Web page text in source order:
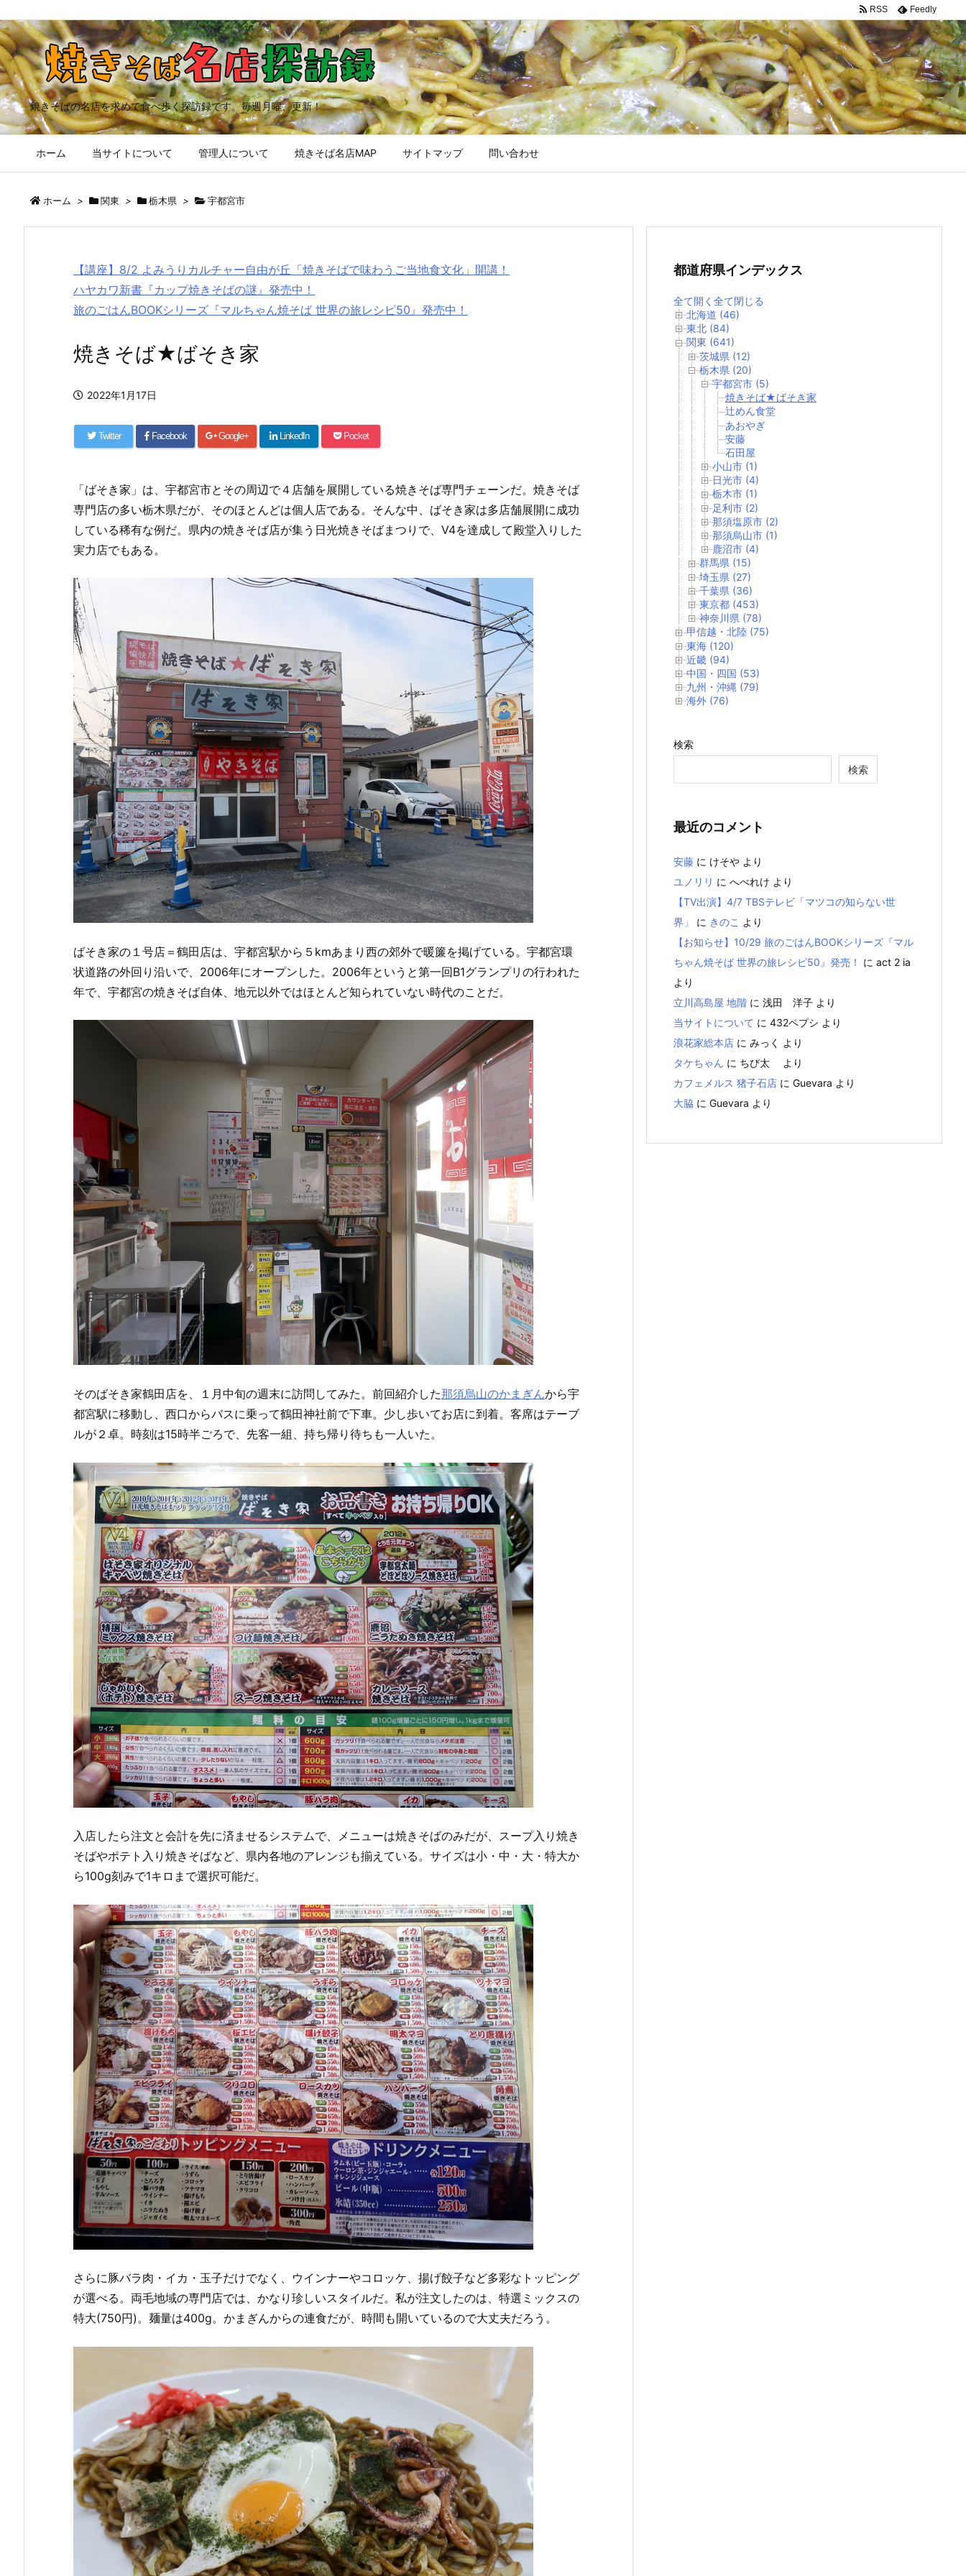
焼きそばの名店を求めて食べ歩く探訪録です。毎週月曜、更新！
ホーム 当サイトについて 管理人について 焼きそば名店MAP サイトマップ 問い合わせ
RSS Feedly
ホーム > 関東 > 栃木県 > 宇都宮市
【講座】8/2 よみうりカルチャー自由が丘「焼きそばで味わうご当地食文化」開講！
ハヤカワ新書『カップ焼きそばの謎』発売中！
旅のごはんBOOKシリーズ『マルちゃん焼そば 世界の旅レシピ50』発売中！
焼きそば★ばそき家
2022年1月17日
Twitter Facebook Google+ LinkedIn Pocket
「ばそき家」は、宇都宮市とその周辺で４店舗を展開している焼きそば専門チェーンだ。焼きそば
専門店の多い栃木県だが、そのほとんどは個人店である。そんな中、ばそき家は多店舗展開に成功
している稀有な例だ。県内の焼きそば店が集う日光焼きそばまつりで、V4を達成して殿堂入りした
実力店でもある。
ばそき家の１号店＝鶴田店は、宇都宮駅から５kmあまり西の郊外で暖簾を掲げている。宇都宮環
状道路の外回り沿いで、2006年にオープンした。2006年というと第一回B1グランプリの行われた
年で、宇都宮の焼きそば自体、地元以外ではほとんど知られていない時代のことだ。
そのばそき家鶴田店を、１月中旬の週末に訪問してみた。前回紹介した那須烏山のかまぎんから宇
都宮駅に移動し、西口からバスに乗って鶴田神社前で下車。少し歩いてお店に到着。客席はテーブ
ルが２卓。時刻は15時半ごろで、先客一組、持ち帰り待ちも一人いた。
入店したら注文と会計を先に済ませるシステムで、メニューは焼きそばのみだが、スープ入り焼き
そばやポテト入り焼きそばなど、県内各地のアレンジも揃えている。サイズは小・中・大・特大か
ら100g刻みで1キロまで選択可能だ。
さらに豚バラ肉・イカ・玉子だけでなく、ウインナーやコロッケ、揚げ餃子など多彩なトッピング
が選べる。両毛地域の専門店では、かなり珍しいスタイルだ。私が注文したのは、特選ミックスの
特大(750円)。麺量は400g。かまぎんからの連食だが、時間も開いているので大丈夫だろう。
都道府県インデックス
全て開く 全て閉じる
北海道 (46)
東北 (84)
関東 (641)
茨城県 (12)
栃木県 (20)
宇都宮市 (5)
焼きそば★ばそき家
辻めん食堂
あおやぎ
安藤
石田屋
小山市 (1)
日光市 (4)
栃木市 (1)
足利市 (2)
那須塩原市 (2)
那須烏山市 (1)
鹿沼市 (4)
群馬県 (15)
埼玉県 (27)
千葉県 (36)
東京都 (453)
神奈川県 (78)
甲信越・北陸 (75)
東海 (120)
近畿 (94)
中国・四国 (53)
九州・沖縄 (79)
海外 (76)
検索
検索
最近のコメント
安藤 に けそや より
ユノリリ に へべれけ より
【TV出演】4/7 TBSテレビ「マツコの知らない世
界」
に きのこ より
【お知らせ】10/29 旅のごはんBOOKシリーズ『マル
ちゃん焼そば 世界の旅レシピ50』発売！
に act 2 ia
より
立川高島屋 地階 に 浅田 洋子 より
当サイトについて に 432ペプシ より
浪花家総本店 に みっく より
タケちゃん に ちび太
より
カフェメルス 猪子石店 に Guevara より
大脇 に Guevara より